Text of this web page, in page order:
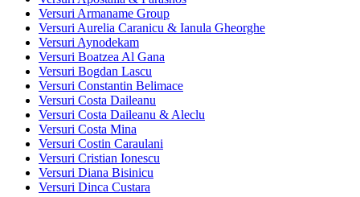
Versuri Armaname Group
Versuri Aurelia Caranicu & Ianula Gheorghe
Versuri Aynodekam
Versuri Boatzea Al Gana
Versuri Bogdan Lascu
Versuri Constantin Belimace
Versuri Costa Daileanu
Versuri Costa Daileanu & Aleclu
Versuri Costa Mina
Versuri Costin Caraulani
Versuri Cristian Ionescu
Versuri Diana Bisinicu
Versuri Dinca Custara